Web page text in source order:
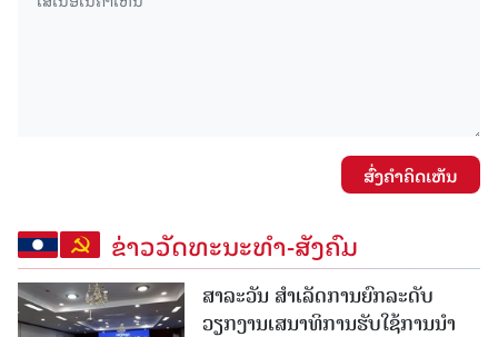
ສົ່ງຄໍາຄິດເຫັນ
ຂ່າວວັດທະນະທຳ-ສັງຄົມ
ສາລະວັນ ສໍາເລັດການຍົກລະດັບ
ວຽກງານເສນາທິການຮັບໃຊ້ການນໍາ